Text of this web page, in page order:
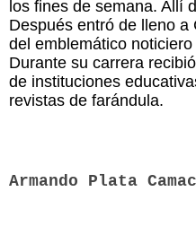
los fines de semana. Allí
Después entró de lleno
del emblemático
Durante su carrera
de instituciones
revistas de farándula.
Armando Plata